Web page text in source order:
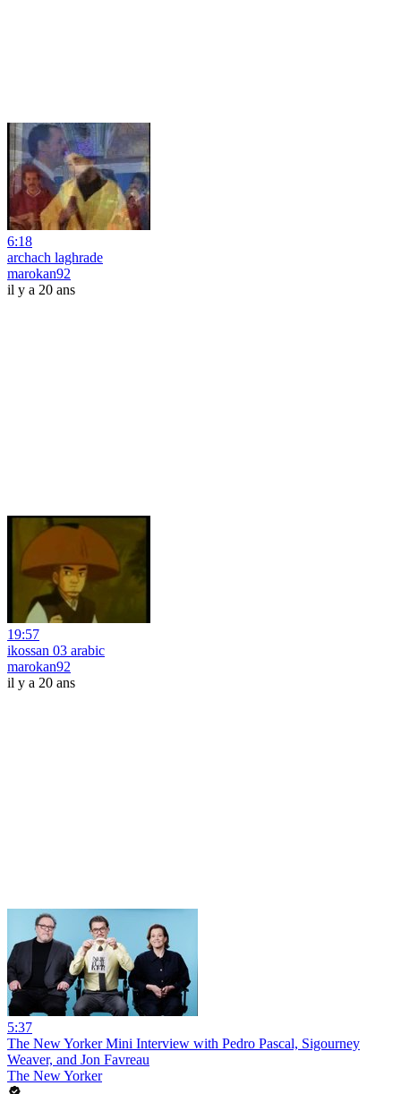
6:18
archach laghrade
marokan92
il y a 20 ans
19:57
ikossan 03 arabic
marokan92
il y a 20 ans
5:37
The New Yorker Mini Interview with Pedro Pascal, Sigourney
Weaver, and Jon Favreau
The New Yorker